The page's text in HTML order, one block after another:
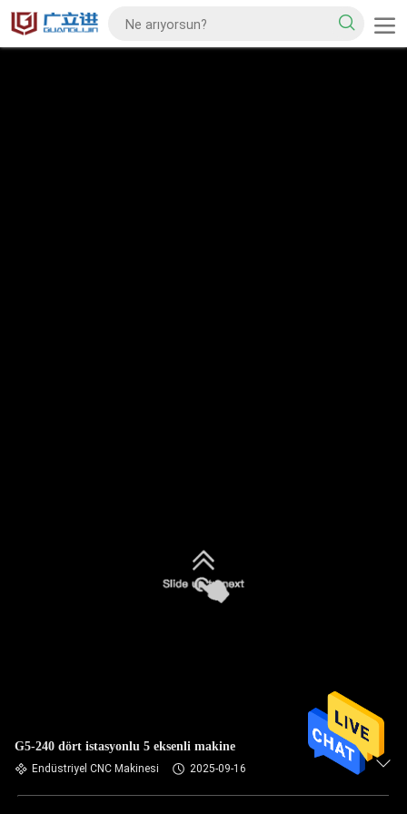
G5-240 dört istasyonlu 5 eksenli makine
Endüstriyel CNC Makinesi 2025-09-16